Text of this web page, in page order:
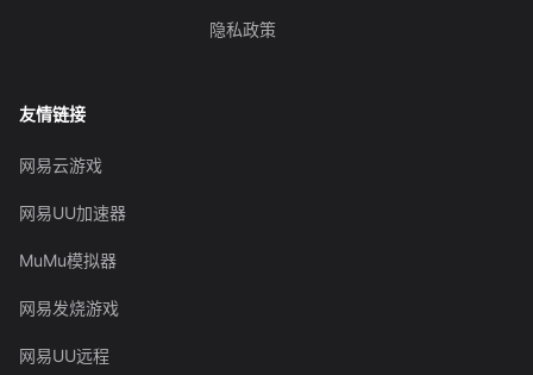
隐私政策
友情链接
网易云游戏
网易UU加速器
MuMu模拟器
网易发烧游戏
网易UU远程